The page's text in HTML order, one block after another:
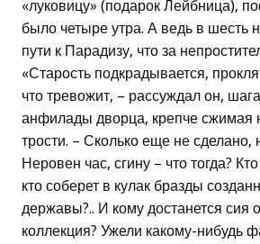
«луковицу» (подарок Лейбница),
было четыре утра. А ведь в шесть
пути к Парадизу, что за
«Старость подкрадывается,
что тревожит, – рассуждал он,
анфилады дворца, крепче сжимая
трости. – Сколько еще не
Неровен час, сгину – что тогда?
кто соберет в кулак бразды
державы?.. И кому достанется сия
коллекция? Ужели какому-нибудь